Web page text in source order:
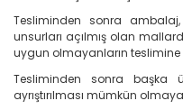
Tesliminden sonra
unsurları açılmış olan
uygun olmayanların teslimine
Tesliminden sonra başka
ayrıştırılması mümkün